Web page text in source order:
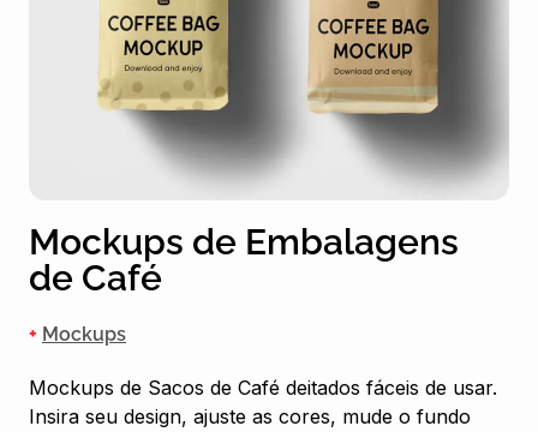
Mockups de Embalagens
de Café
+ Mockups
Mockups de Sacos de Café deitados fáceis de usar.
Insira seu design, ajuste as cores, mude o fundo